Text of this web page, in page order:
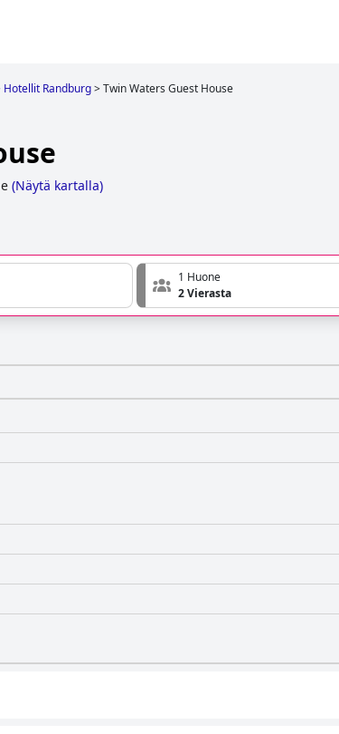
Hotellit Randburg>Twin Waters Guest House
(Näytä kartalla)
1 Huone
2 Vierasta